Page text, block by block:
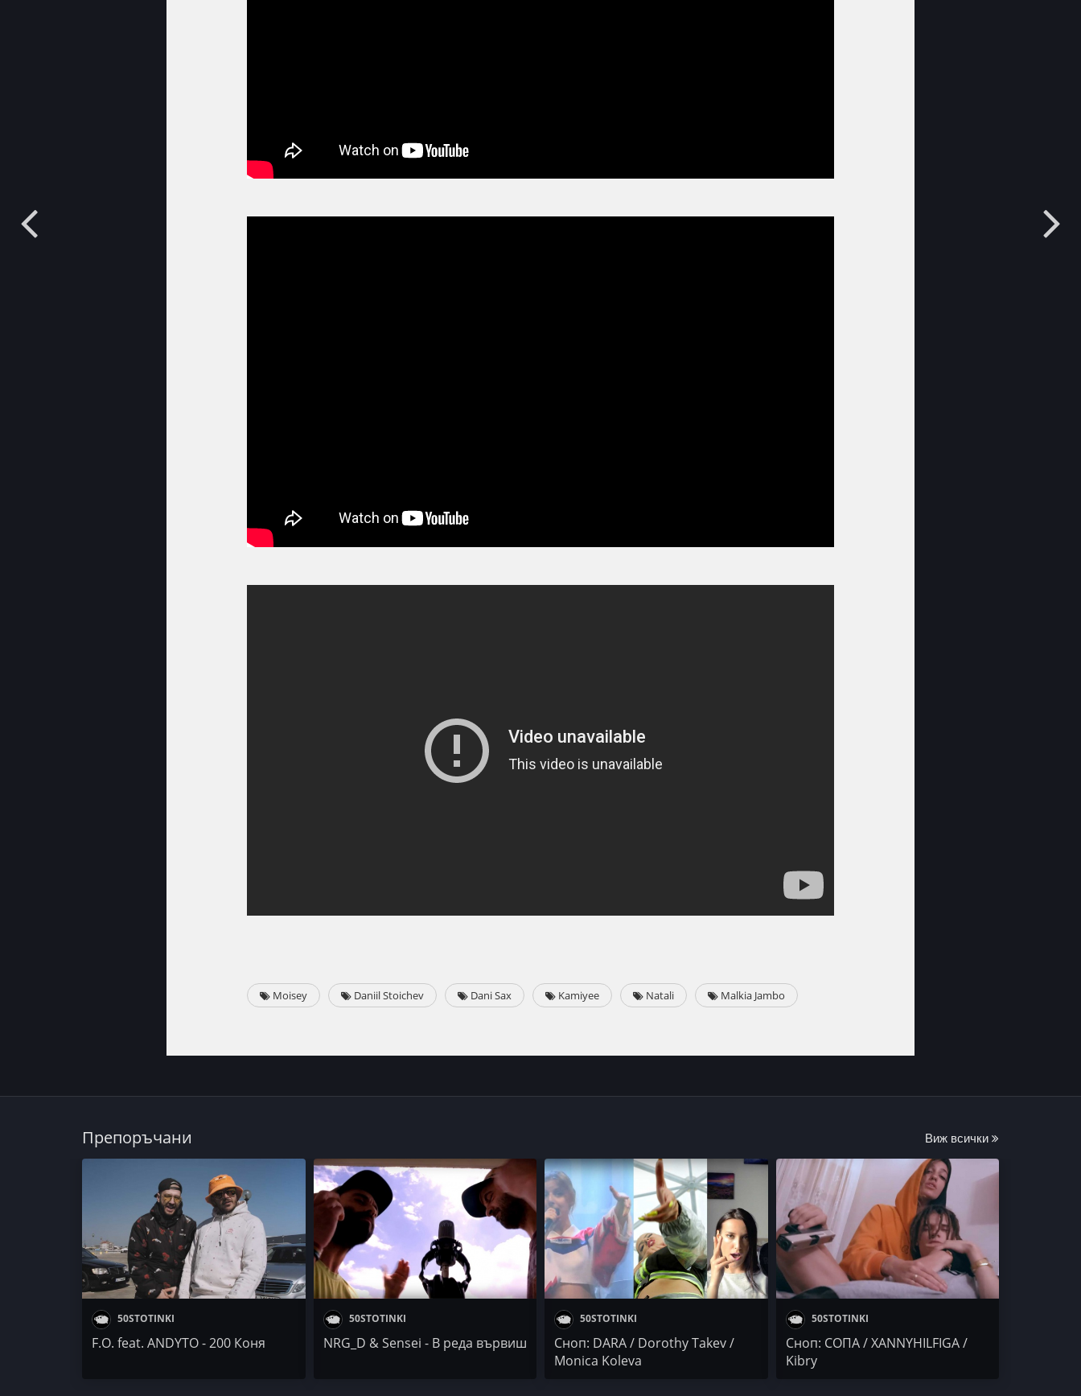
Moisey Daniil Stoichev Dani Sax Kamiyee Natali Malkia Jambo
Препоръчани Виж всички
50STOTINKI
F.O. feat. ANDYTO - 200 Коня
50STOTINKI
NRG_D & Sensei - В реда вървиш
50STOTINKI
Сноп: DARA / Dorothy Takev /
Monica Koleva
50STOTINKI
Сноп: СОПА / XANNYHILFIGA /
Kibry